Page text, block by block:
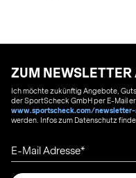
ZUM NEWSLETTER
Ich möchte zukünftig Angebote,
der SportScheck GmbH per E-Mail
www.sportscheck.com/
werden. Infos zum Datenschutz
E-Mail Adresse